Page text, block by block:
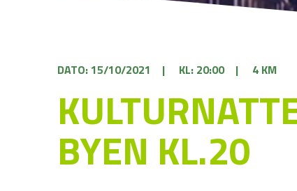
DATO: 15/10/2021 | KL: 20:00 | 4 KM
BYEN KL.20